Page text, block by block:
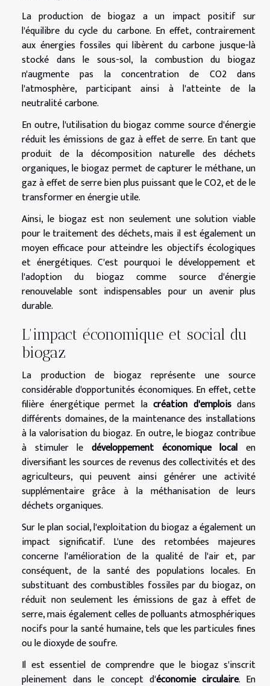
La production de biogaz a un impact positif sur
l'équilibre du cycle du carbone. En effet, contrairement
aux énergies fossiles qui libèrent du carbone jusque-là
stocké dans le sous-sol, la combustion du biogaz
n'augmente pas la concentration de CO2 dans
l'atmosphère, participant ainsi à l'atteinte de la
neutralité carbone.
En outre, l'utilisation du biogaz comme source d'énergie
réduit les émissions de gaz à effet de serre. En tant que
produit de la décomposition naturelle des déchets
organiques, le biogaz permet de capturer le méthane, un
gaz à effet de serre bien plus puissant que le CO2, et de le
transformer en énergie utile.
Ainsi, le biogaz est non seulement une solution viable
pour le traitement des déchets, mais il est également un
moyen efficace pour atteindre les objectifs écologiques
et énergétiques. C'est pourquoi le développement et
l'adoption du biogaz comme source d'énergie
renouvelable sont indispensables pour un avenir plus
durable.
L'impact économique et social du
biogaz
La production de biogaz représente une source
considérable d'opportunités économiques. En effet, cette
filière énergétique permet la création d'emploisdans
différents domaines, de la maintenance des installations
à la valorisation du biogaz. En outre, le biogaz contribue
à stimuler le développement économique local en
diversifiant les sources de revenus des collectivités et des
agriculteurs, qui peuvent ainsi générer une activité
supplémentaire grâce à la méthanisation de leurs
déchets organiques.
Sur le plan social, l'exploitation du biogaz a également un
impact significatif. L'une des retombées majeures
concerne l'amélioration de la qualité de l'air et, par
conséquent, de la santé des populations locales. En
substituant des combustibles fossiles par du biogaz, on
réduit non seulement les émissions de gaz à effet de
serre, mais également celles de polluants atmosphériques
nocifs pour la santé humaine, tels que les particules fines
ou le dioxyde de soufre.
Il est essentiel de comprendre que le biogaz s'inscrit
pleinement dans le concept d'économie circulaire. En